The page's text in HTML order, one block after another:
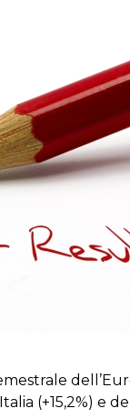
(+15,2%) e